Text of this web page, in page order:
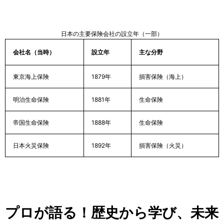
日本の主要保険会社の設立年（一部）
会社名（当時） 設立年 主な分野
東京海上保険 1879年 損害保険（海上）
明治生命保険 1881年 生命保険
帝国生命保険 1888年 生命保険
日本火災保険 1892年 損害保険（火災）
プロが語る！歴史から学び、未来